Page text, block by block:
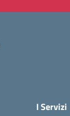
I Servizi